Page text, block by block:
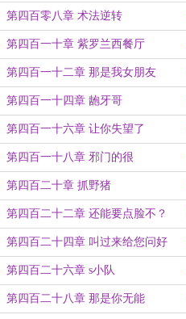
第四百零八章 术法逆转
第四百一十章 紫罗兰西餐厅
第四百一十二章 那是我女朋友
第四百一十四章 龅牙哥
第四百一十六章 让你失望了
第四百一十八章 邪门的很
第四百二十章 抓野猪
第四百二十二章 还能要点脸不？
第四百二十四章 叫过来给您问好
第四百二十六章 s小队
第四百二十八章 那是你无能